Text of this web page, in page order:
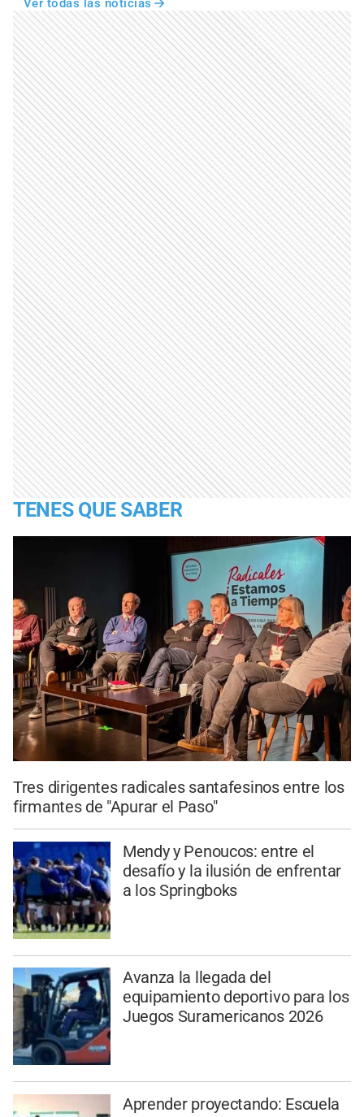
Ver todas las noticias
TENES QUE SABER
Tres dirigentes radicales santafesinos entre los
firmantes de "Apurar el Paso"
Mendy y Penoucos: entre el
desafío y la ilusión de enfrentar
a los Springboks
Avanza la llegada del
equipamiento deportivo para los
Juegos Suramericanos 2026
Aprender proyectando: Escuela